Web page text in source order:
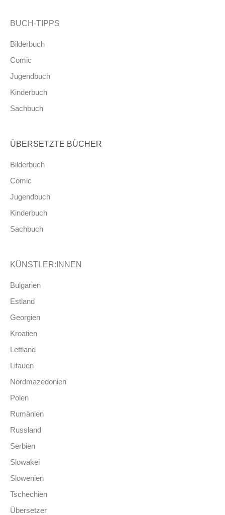
BUCH-TIPPS
Bilderbuch
Comic
Jugendbuch
Kinderbuch
Sachbuch
ÜBERSETZTE BÜCHER
Bilderbuch
Comic
Jugendbuch
Kinderbuch
Sachbuch
KÜNSTLER:INNEN
Bulgarien
Estland
Georgien
Kroatien
Lettland
Litauen
Nordmazedonien
Polen
Rumänien
Russland
Serbien
Slowakei
Slowenien
Tschechien
Übersetzer